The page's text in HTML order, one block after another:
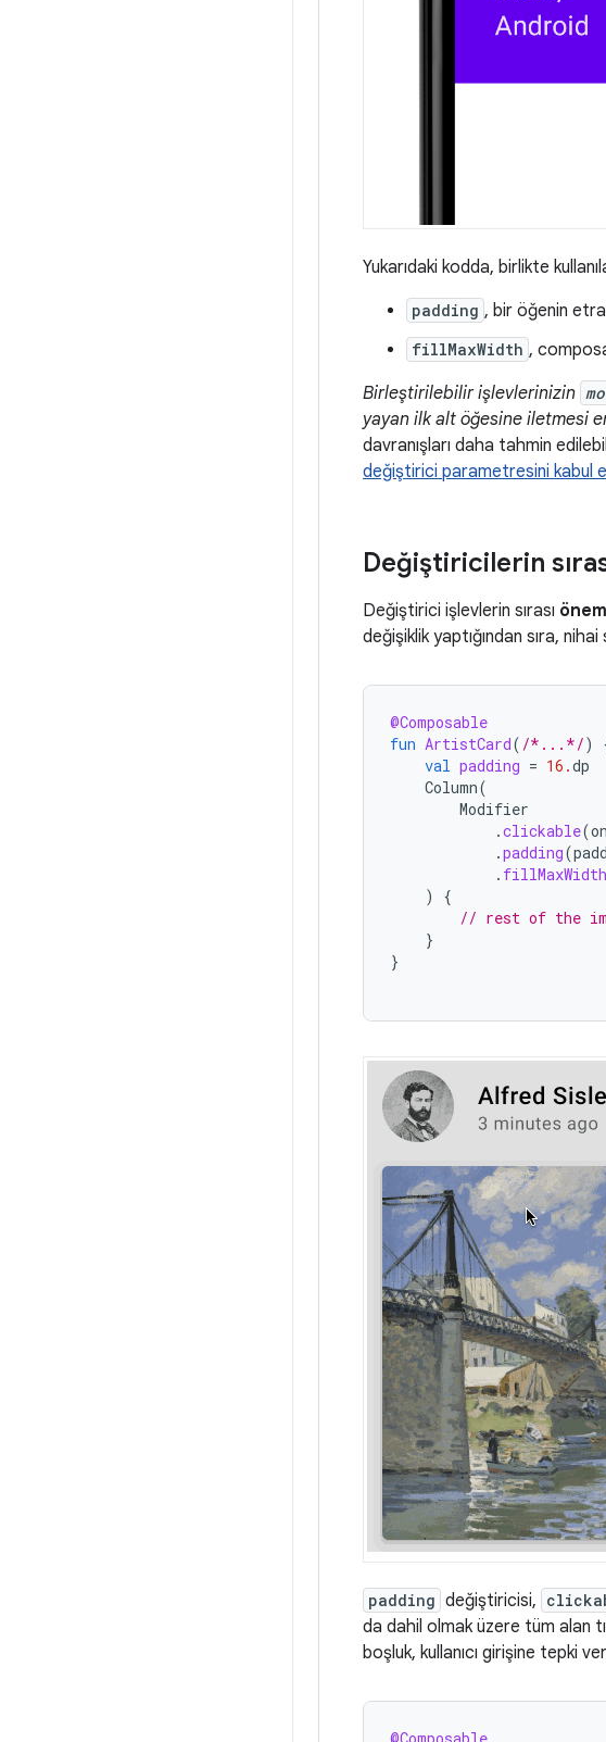
Yukarıdaki kodda, birlikte
padding , bir öğenin
fillMaxWidth ,
Birleştirilebilir işlevlerinizin
yayan ilk alt öğesine iletmesi
davranışları daha tahmin
değiştirici parametresini kabul
Değiştiricilerin
Değiştirici işlevlerin sırası
değişiklik yaptığından sıra,
@Composable
fun ArtistCard( /*...*/)
val padding = 16.dp
Column(
Modifier
.clickable(
.padding(
. fillMaxWidth
)
{
// rest of the
}
}
padding değiştiricisi,
da dahil olmak üzere tüm alan
boşluk, kullanıcı girişine tepki